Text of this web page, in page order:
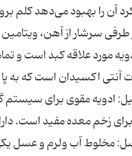
آن را بهبود می‌دهد کلم
طرفی سرشار از آهن،
مورد علاقه کبد است و
آنتی اکسیدان است که
ادویه مقوی برای
زخم معده مفید است.
مخلوط آب ولرم و عسل یکی